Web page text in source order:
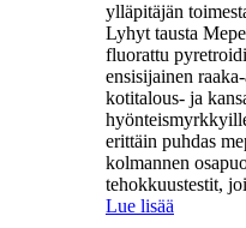
ylläpitäjän
Lyhyt tausta
fluorattu
ensisijainen
kotitalous- ja
erittäin puhdas
kolmannen
tehokkuustestit,
Lue lisää